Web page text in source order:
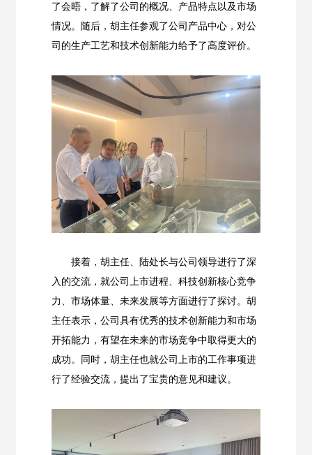
了会晤，了解了公司的概况、产品特点以及市场
情况。随后，胡主任参观了公司产品中心，对公
司的生产工艺和技术创新能力给予了高度评价。
接着，胡主任、陆处长与公司领导进行了深
入的交流，就公司上市进程、科技创新核心竞争
力、市场体量、未来发展等方面进行了探讨。胡
主任表示，公司具有优秀的技术创新能力和市场
开拓能力，有望在未来的市场竞争中取得更大的
成功。同时，胡主任也就公司上市的工作事项进
行了经验交流，提出了宝贵的意见和建议。